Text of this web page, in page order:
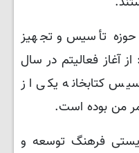
حوزه تأسیس و تجهیز
آغاز فعالیتم در سال
تأسیس کتابخانه یکی از
من بوده است.
فرهنگ توسعه و